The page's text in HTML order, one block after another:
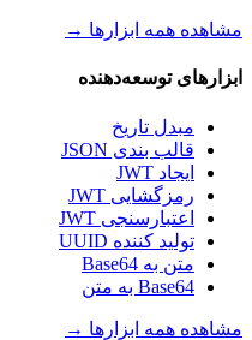
مشاهده همه ابزارها →
ابزارهای توسعه‌دهنده
مبدل تاریخ
قالب بندی JSON
ایجاد JWT
رمزگشایی JWT
اعتبارسنجی JWT
تولید کننده UUID
متن به Base64
Base64 به متن
مشاهده همه ابزارها →